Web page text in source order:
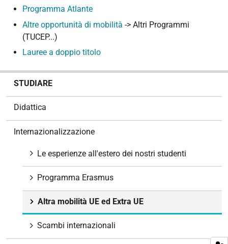
Programma Atlante
Altre opportunità di mobilità -> Altri Programmi
(TUCEP...)
Lauree a doppio titolo
STUDIARE
Didattica
Internazionalizzazione
Le esperienze all'estero dei nostri studenti
Programma Erasmus
Altra mobilità UE ed Extra UE
Scambi internazionali